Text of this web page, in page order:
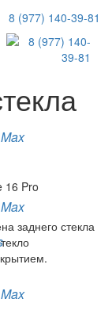
8 (977) 140-39-81
заднего стекла